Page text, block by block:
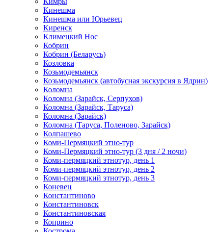
Кинешма
Кинешма или Юрьевец
Киренск
Климецкий Нос
Кобрин
Кобрин (Беларусь)
Козловка
Козьмодемьянск
Козьмодемьянск (автобусная экскурсия в Ядрин)
Коломна
Коломна (Зарайск, Серпухов)
Коломна (Зарайск, Таруса)
Коломна (Зарайск)
Коломна (Таруса, Поленово, Зарайск)
Колпашево
Коми-Пермяцкий этно-тур
Коми-Пермяцкий этно-тур (3 дня / 2 ночи)
Коми-пермяцкий этнотур, день 1
Коми-пермяцкий этнотур, день 2
Коми-пермяцкий этнотур, день 3
Коневец
Константиново
Константиновск
Константиновская
Коприно